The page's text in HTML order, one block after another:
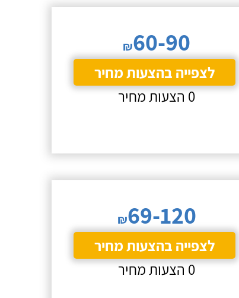
₪60-90
לצפייה בהצעות מחיר
0 הצעות מחיר
₪69-120
לצפייה בהצעות מחיר
0 הצעות מחיר